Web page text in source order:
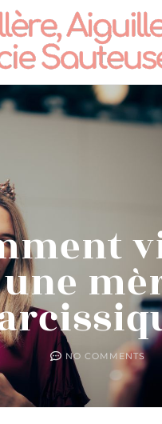
une
NO COMMENTS